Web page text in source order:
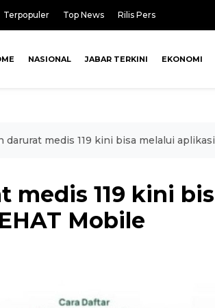
Terpopuler Top News Rilis Pers
NASIONAL JABAR TERKINI EKONOMI
darurat medis 119 kini bisa melalui
medis 119 kini
Mobile